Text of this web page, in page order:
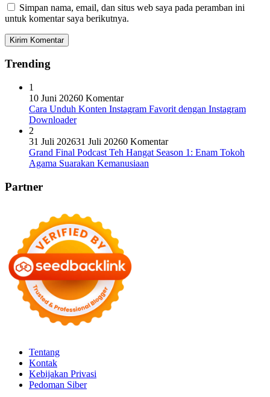
Simpan nama, email, dan situs web saya pada peramban ini
untuk komentar saya berikutnya.
Trending
1
10 Juni 20260 Komentar
Cara Unduh Konten Instagram Favorit dengan Instagram
Downloader
2
31 Juli 202631 Juli 20260 Komentar
Grand Final Podcast Teh Hangat Season 1: Enam Tokoh
Agama Suarakan Kemanusiaan
Partner
Tentang
Kontak
Kebijakan Privasi
Pedoman Siber